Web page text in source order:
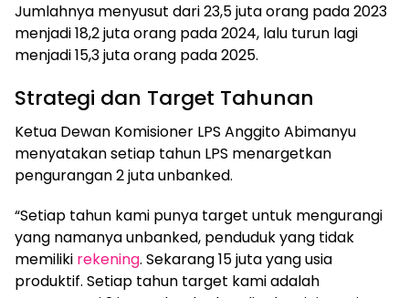
Jumlahnya menyusut dari 23,5 juta orang pada 2023
menjadi 18,2 juta orang pada 2024, lalu turun lagi
menjadi 15,3 juta orang pada 2025.
Strategi dan Target Tahunan
Ketua Dewan Komisioner LPS Anggito Abimanyu
menyatakan setiap tahun LPS menargetkan
pengurangan 2 juta unbanked.
“Setiap tahun kami punya target untuk mengurangi
yang namanya unbanked, penduduk yang tidak
memiliki rekening. Sekarang 15 juta yang usia
produktif. Setiap tahun target kami adalah